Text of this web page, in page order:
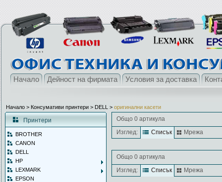
Начало Дейност на фирмата Условия за доставка
Начало > Консумативи принтери > DELL > оригинални касети
Принтери
BROTHER
CANON
DELL
HP
LEXMARK
EPSON
Общо 0 артикула
Изглед:
Списък Мрежа
Общо 0 артикула
Изглед:
Списък Мрежа